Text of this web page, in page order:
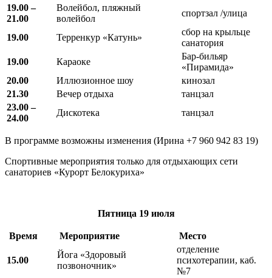
19.00 –
21.00
Волейбол, пляжный
волейбол
спортзал /улица
19.00 Терренкур «Катунь»
сбор на крыльце
санатория
19.00
Караоке
Бар-бильяр
«Пирамида»
20.00
Иллюзионное шоу
кинозал
21.30
Вечер отдыха
танцзал
23.00 –
24.00
Дискотека танцзал
В программе возможны изменения (Ирина +7 960 942 83 19)
Спортивные мероприятия только для отдыхающих сети
санаториев «Курорт Белокуриха»
Пятница 19 июля
Время Мероприятие Место
15.00
Йога «Здоровый
позвоночник»
отделение
психотерапии, каб.
№7